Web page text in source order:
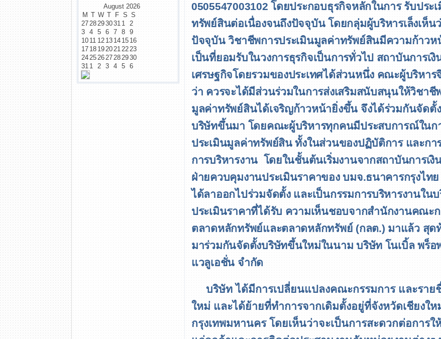
August 2026
M T W T F S S
2728293031 1 2
3 4 5 6 7 8 9
10 11 12 13 14 15 16
17 18 1920212223
24252627282930
31 1 2 3 4 5 6
0505547003102โดยประกอบธุรกิจหลักในการ รับประ
ทรัพย์สินต่อเนื่องจนถึงปัจจุบัน โดยกลุ่มผู้บริหารเล็งเห็น
ปัจจุบัน วิชาชีพการประเมินมูลค่าทรัพย์สินมีความก้าวห
เป็นที่ยอมรับในวงการธุรกิจเป็นการทั่วไป สถาบันการเงิ
เศรษฐกิจโดยรวมของประเทศได้ส่วนหนึ่ง คณะผู้บริหารจึ
ว่า ควรจะได้มีส่วนร่วมในการส่งเสริมสนับสนุนให้วิชาชี
มูลค่าทรัพย์สินได้เจริญก้าวหน้ายิ่งขึ้น จึงได้ร่วมกันจัดตั้
บริษัทขึ้นมา โดยคณะผู้บริหารทุกคนมีประสบการณ์ในก
ประเมินมูลค่าทรัพย์สิน ทั้งในส่วนของปฏิบัติการ และกา
การบริหารงาน โดยในชั้นต้นเริ่มงานจากสถาบันการเงิ
ฝ่ายควบคุมงานประเมินราคาของ บมจ.ธนาคารกรุงไทย
ได้ลาออกไปร่วมจัดตั้ง และเป็นกรรมการบริหารงานใน
ประเมินราคาที่ได้รับ ความเห็นชอบจากสำนักงานคณะ
ตลาดหลักทรัพย์และตลาดหลักทรัพย์ (กลต.) มาแล้ว สุด
มาร่วมกันจัดตั้งบริษัทขึ้นใหม่ในนาม บริษัท โนเบิ้ล พร็อ
แวลูเอชั่น จำกัด
บริษัท ได้มีการเปลี่ยนแปลงคณะกรรมการ และราย
ใหม่ และได้ย้ายที่ทำการจากเดิมตั้งอยู่ที่จังหวัดเชียงใ
กรุงเทพมหานคร โดยเห็นว่าจะเป็นการสะดวกต่อการใ